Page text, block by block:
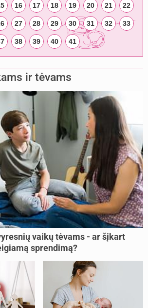
16 17 18 19 20 21 22
27 28 29 30 31 32 33
38 39 40 41
ir tėvams
vaikų tėvams - ar šįkart
sprendimą?